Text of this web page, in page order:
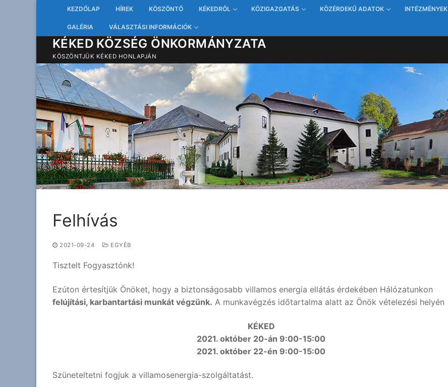
tartalomra
KEZDŐLAP HÍREK KÖSZÖNTŐ KÉKEDRŐL KÖZIGAZGATÁS KÖZÉRDEKŰ ADATOK INTÉZMÉNYEK
GALÉRIA VÁLASZTÁSI INFORMÁCIÓK
KÉKED KÖZSÉG ÖNKORMÁNYZATA
KÖSZÖNTJÜK KÉKED HONLAPJÁN
Felhívás
2021-09-24 EGYÉB
Tisztelt Fogyasztónk!
Ezúton értesítjük Önöket, hogy a biztonságosabb villamos energia ellátás érdekében Hálózatunkon
felújítási, karbantartási munkát végzünk. A munkavégzés időtartalma alatt az Önök vételezési helyén
KÉKED
2021. október 20-án 9:00-15:00
2021. október 22-én 9:00-15:00
Szüneteltetni fogjuk a villamosenergia-szolgáltatást.